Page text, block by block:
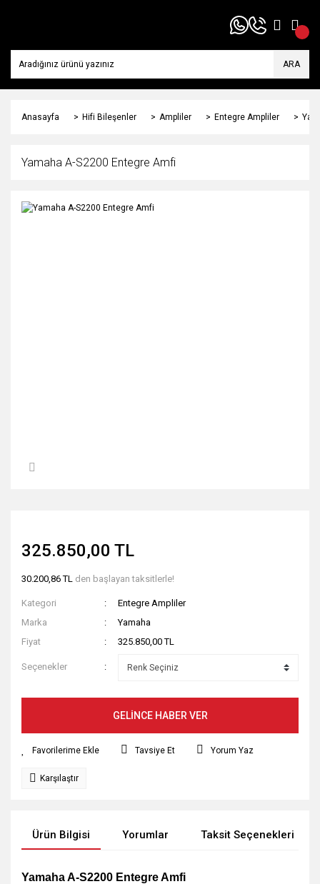
ARA
Anasayfa Hifi Bileşenler Ampliler Entegre Ampliler
Yamaha A-S2200 Entegre Amfi
325.850,00 TL
30.200,86 TL den başlayan taksitlerle!
Kategori
Entegre Ampliler
Marka
Yamaha
Fiyat
325.850,00 TL
Seçenekler
GELİNCE HABER VER
Tavsiye Et Yorum Yaz
Karşılaştır
Ürün Bilgisi Yorumlar Taksit Seçenekleri
Yamaha A-S2200 Entegre Amfi